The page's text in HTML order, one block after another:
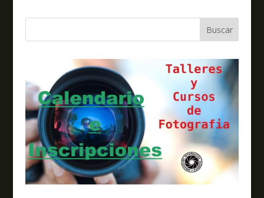
Buscar